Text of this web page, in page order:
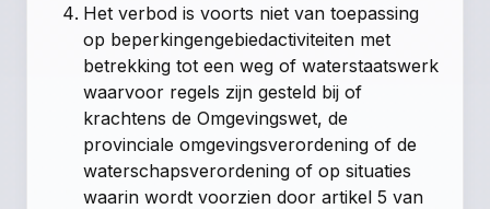
Het verbod is voorts niet van toepassing
op beperkingengebiedactiviteiten met
betrekking tot een weg of waterstaatswerk
waarvoor regels zijn gesteld bij of
krachtens de Omgevingswet, de
provinciale omgevingsverordening of de
waterschapsverordening of op situaties
waarin wordt voorzien door artikel 5 van